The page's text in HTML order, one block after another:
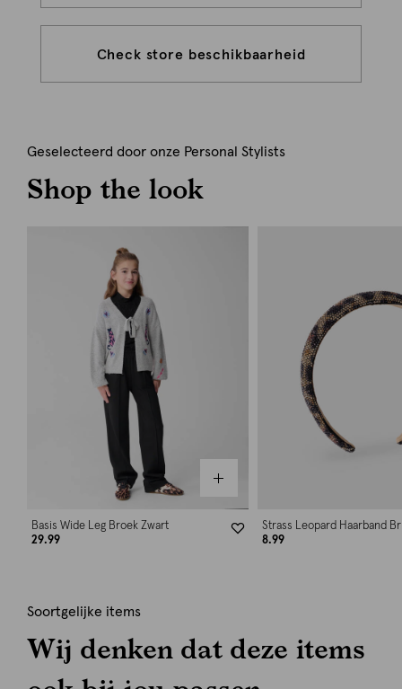
Check store beschikbaarheid
Geselecteerd door onze Personal Stylists
Shop the look
Basis Wide Leg Broek Zwart
29.99
Strass Leopard Haarband
8.99
Soortgelijke items
Wij denken dat deze items